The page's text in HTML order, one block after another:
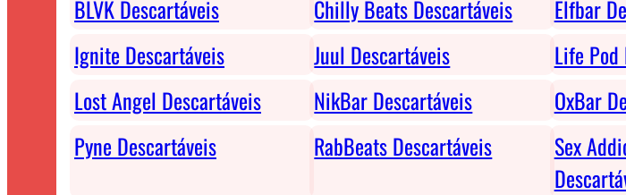
BLVK Descartáveis Chilly Beats Descartáveis
Elfbar
Ignite Descartáveis
Juul Descartáveis
Life Pod
Lost Angel Descartáveis
NikBar Descartáveis
OxBar
Pyne Descartáveis
RabBeats Descartáveis
Sex